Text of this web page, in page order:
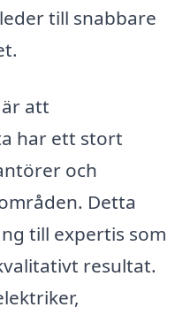
till snabbare
att
har ett stort
och
Detta
till expertis som
resultat.